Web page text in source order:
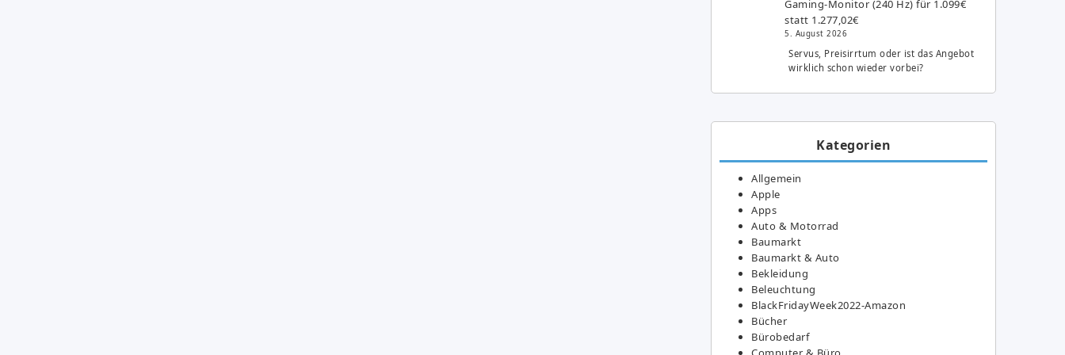
Gaming-Monitor (240 Hz) für 1.099€
statt 1.277,02€
5. August 2026
Servus, Preisirrtum oder ist das Angebot
wirklich schon wieder vorbei?
Kategorien
Allgemein
Apple
Apps
Auto & Motorrad
Baumarkt
Baumarkt & Auto
Bekleidung
Beleuchtung
BlackFridayWeek2022-Amazon
Bücher
Bürobedarf